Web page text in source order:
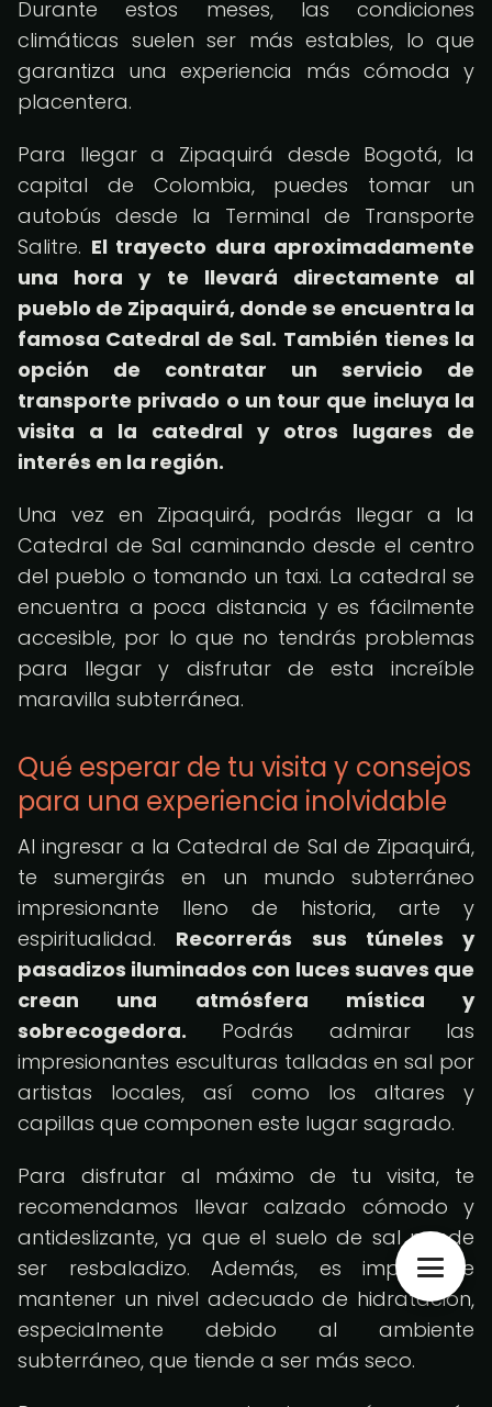
Durante estos meses, las condiciones
climáticas suelen ser más estables, lo que
garantiza una experiencia más cómoda y
placentera.
Para llegar a Zipaquirá desde Bogotá, la
capital de Colombia, puedes tomar un
autobús desde la Terminal de Transporte
Salitre. El trayecto dura aproximadamente
una hora y te llevará directamente al
pueblo de Zipaquirá, donde se encuentra la
famosa Catedral de Sal. También tienes la
opción de contratar un servicio de
transporte privado o un tour que incluya la
visita a la catedral y otros lugares de
interés en la región.
Una vez en Zipaquirá, podrás llegar a la
Catedral de Sal caminando desde el centro
del pueblo o tomando un taxi. La catedral se
encuentra a poca distancia y es fácilmente
accesible, por lo que no tendrás problemas
para llegar y disfrutar de esta increíble
maravilla subterránea.
Qué esperar de tu visita y consejos
para una experiencia inolvidable
Al ingresar a la Catedral de Sal de Zipaquirá,
te sumergirás en un mundo subterráneo
impresionante lleno de historia, arte y
espiritualidad. Recorrerás sus túneles y
pasadizos iluminados con luces suaves que
crean una atmósfera mística y
sobrecogedora. Podrás admirar las
impresionantes esculturas talladas en sal por
artistas locales, así como los altares y
capillas que componen este lugar sagrado.
Para disfrutar al máximo de tu visita, te
recomendamos llevar calzado cómodo y
antideslizante, ya que el suelo de sal puede
ser resbaladizo. Además, es importante
mantener un nivel adecuado de hidratación,
especialmente debido al ambiente
subterráneo, que tiende a ser más seco.